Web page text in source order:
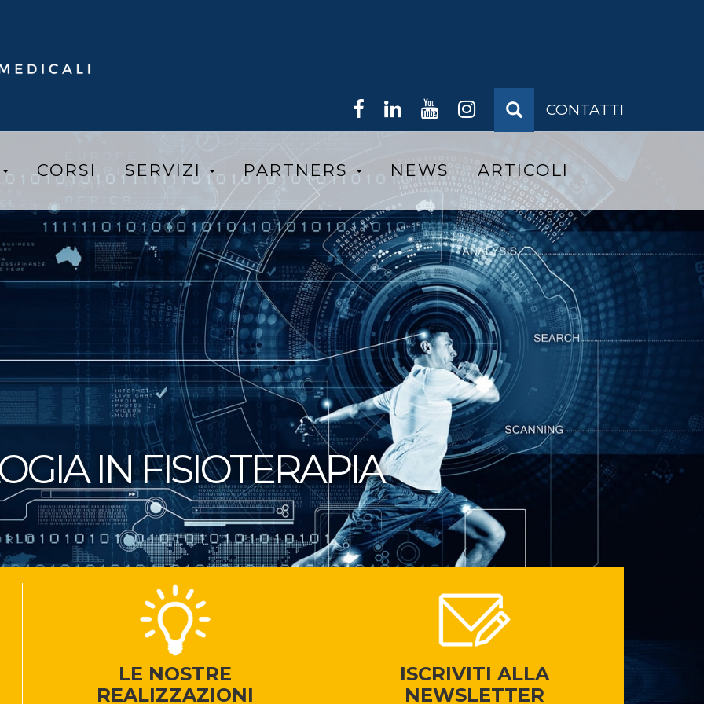
CONTATTI
FORM
DI
CORSI SERVIZI PARTNERS NEWS ARTICOLI
IN FISIOTERAPIA
LE NOSTRE
REALIZZAZIONI
ISCRIVITI ALLA
NEWSLETTER